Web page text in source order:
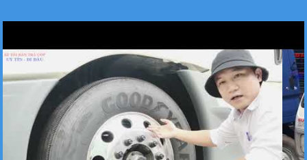
Xe tải Foton 990kg
Xe tải Foton 990kg